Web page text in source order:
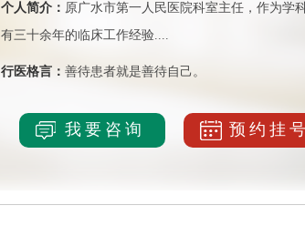
个人简介： 原广水市第一人民医院科室主任，作为学
有三十余年的临床工作经验....
行医格言： 善待患者就是善待自己。
我要咨询 预约挂号